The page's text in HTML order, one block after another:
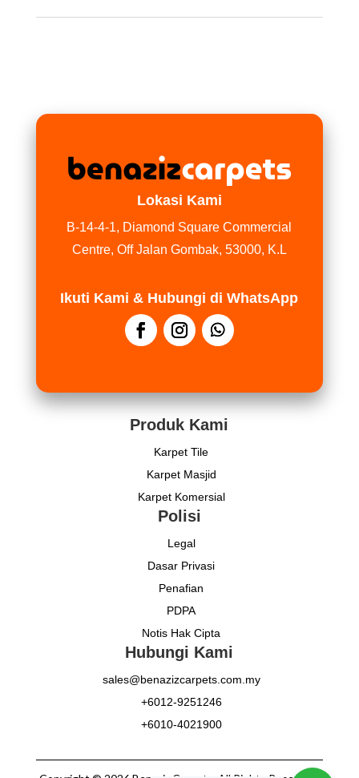
Lokasi Kami
B-14-4-1, Diamond Square Commercial
Centre, Off Jalan Gombak, 53000, K.L
Ikuti Kami & Hubungi di WhatsApp
Produk Kami
Karpet Tile
Karpet Masjid
Karpet Komersial
Polisi
Legal
Dasar Privasi
Penafian
PDPA
Notis Hak Cipta
Hubungi Kami
sales@benazizcarpets.com.my
+6012-9251246
+6010-4021900